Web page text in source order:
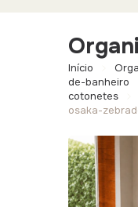
Início
de-banheiro
cotonetes
osaka-